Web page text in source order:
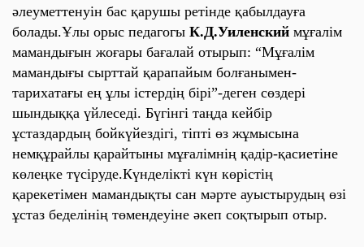
әлеуметтенуін бас қарушы ретінде қабылдауға
болады.Ұлы орыс педагогы К.Д.Уиленский мұғалім
мамандығын жоғары бағалай отырып: “Мұғалім
мамандығы сырттай қарапайым болғанымен-
тарихатағы ең ұлы істердің бірі”-деген сөздері
шындыққа үйлеседі. Бүгінгі таңда кейбір
ұстаздардың бойкүйездігі, тіпті өз жұмысына
немқұрайлы қарайтыны мұғалімнің қадір-қасиетіне
көлеңке түсіруде.Күнделікті күн көрістің
қарекетімен мамандықты сан мәрте ауыстырудың өзі
ұстаз беделінің төмендеуіне әкеп соқтырып отыр.